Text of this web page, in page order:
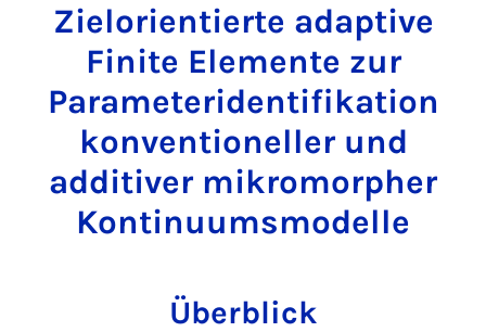
Zielorientierte adaptive
Finite Elemente zur
Parameteridentifikation
konventioneller und
additiver mikromorpher
Kontinuumsmodelle
Überblick